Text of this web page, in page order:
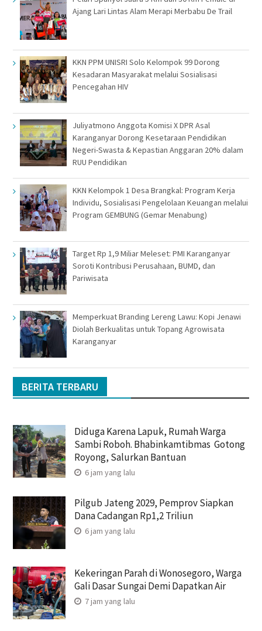
Ajang Lari Lintas Alam Merapi Merbabu De Trail
KKN PPM UNISRI Solo Kelompok 99 Dorong
Kesadaran Masyarakat melalui Sosialisasi
Pencegahan HIV
Juliyatmono Anggota Komisi X DPR Asal
Karanganyar Dorong Kesetaraan Pendidikan
Negeri-Swasta & Kepastian Anggaran 20% dalam
RUU Pendidikan
KKN Kelompok 1 Desa Brangkal: Program Kerja
Individu, Sosialisasi Pengelolaan Keuangan melalui
Program GEMBUNG (Gemar Menabung)
Target Rp 1,9 Miliar Meleset: PMI Karanganyar
Soroti Kontribusi Perusahaan, BUMD, dan
Pariwisata
Memperkuat Branding Lereng Lawu: Kopi Jenawi
Diolah Berkualitas untuk Topang Agrowisata
Karanganyar
BERITA TERBARU
Diduga Karena Lapuk, Rumah Warga
Sambi Roboh. Bhabinkamtibmas Gotong
Royong, Salurkan Bantuan
6 jam yang lalu
Pilgub Jateng 2029, Pemprov Siapkan
Dana Cadangan Rp1,2 Triliun
6 jam yang lalu
Kekeringan Parah di Wonosegoro, Warga
Gali Dasar Sungai Demi Dapatkan Air
7 jam yang lalu